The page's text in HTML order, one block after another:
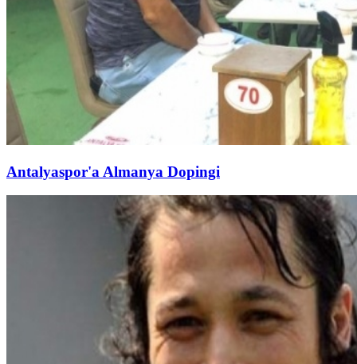
Antalyaspor'a Almanya Dopingi